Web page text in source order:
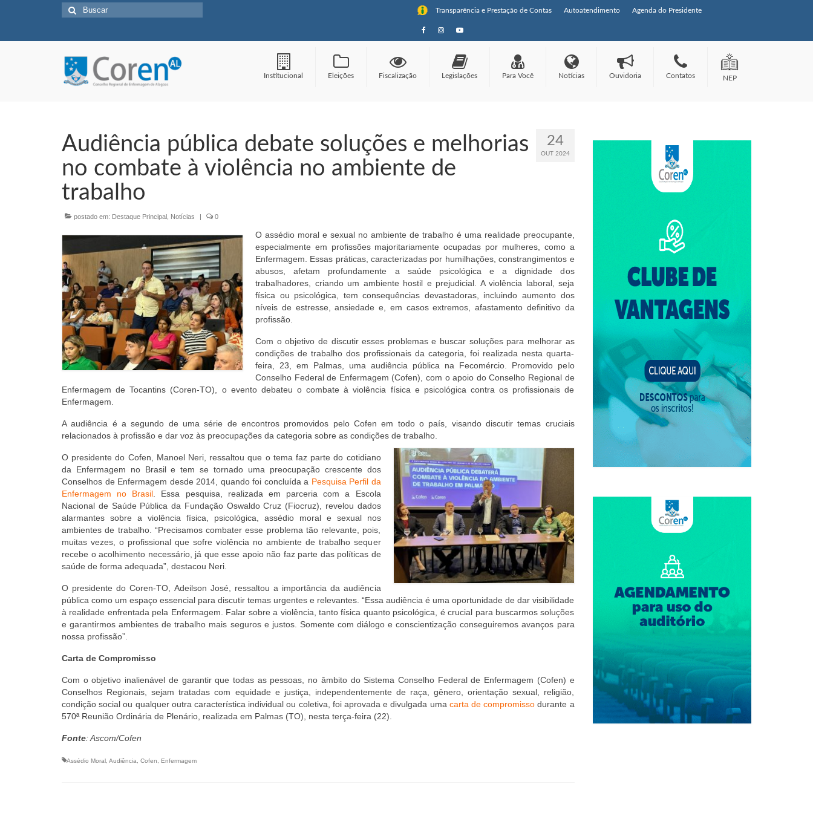
Transparência e Prestação de Contas Autoatendimento Agenda do Presidente
Buscar
por:
Institucional Eleições Fiscalização Legislações Para Você Notícias Ouvidoria Contatos NEP
24
OUT 2024
Audiência pública debate soluções e melhorias
no combate à violência no ambiente de
trabalho
postado em: Destaque Principal Notícias | 0
O assédio moral e sexual no ambiente de trabalho é uma realidade preocupante,
especialmente em profissões majoritariamente ocupadas por mulheres, como a
Enfermagem. Essas práticas, caracterizadas por humilhações, constrangimentos e
abusos, afetam profundamente a saúde psicológica e a dignidade dos
trabalhadores, criando um ambiente hostil e prejudicial. A violência laboral, seja
física ou psicológica, tem consequências devastadoras, incluindo aumento dos
níveis de estresse, ansiedade e, em casos extremos, afastamento definitivo da
profissão.
Com o objetivo de discutir esses problemas e buscar soluções para melhorar as
condições de trabalho dos profissionais da categoria, foi realizada nesta quarta-
feira, 23, em Palmas, uma audiência pública na Fecomércio. Promovido pelo
Conselho Federal de Enfermagem (Cofen), com o apoio do Conselho Regional de
Enfermagem de Tocantins (Coren-TO), o evento debateu o combate à violência física e psicológica contra os profissionais de
Enfermagem.
A audiência é a segundo de uma série de encontros promovidos pelo Cofen em todo o país, visando discutir temas cruciais
relacionados à profissão e dar voz às preocupações da categoria sobre as condições de trabalho.
O presidente do Cofen, Manoel Neri, ressaltou que o tema faz parte do cotidiano
da Enfermagem no Brasil e tem se tornado uma preocupação crescente dos
Conselhos de Enfermagem desde 2014, quando foi concluída a Pesquisa Perfil da
Enfermagem no Brasil . Essa pesquisa, realizada em parceria com a Escola
Nacional de Saúde Pública da Fundação Oswaldo Cruz (Fiocruz), revelou dados
alarmantes sobre a violência física, psicológica, assédio moral e sexual nos
ambientes de trabalho. “Precisamos combater esse problema tão relevante, pois,
muitas vezes, o profissional que sofre violência no ambiente de trabalho sequer
recebe o acolhimento necessário, já que esse apoio não faz parte das políticas de
saúde de forma adequada”, destacou Neri.
O presidente do Coren-TO, Adeilson José, ressaltou a importância da audiência
pública como um espaço essencial para discutir temas urgentes e relevantes. “Essa audiência é uma oportunidade de dar visibilidade
à realidade enfrentada pela Enfermagem. Falar sobre a violência, tanto física quanto psicológica, é crucial para buscarmos soluções
e garantirmos ambientes de trabalho mais seguros e justos. Somente com diálogo e conscientização conseguiremos avanços para
nossa profissão”.
Carta de Compromisso
Com o objetivo inalienável de garantir que todas as pessoas, no âmbito do Sistema Conselho Federal de Enfermagem (Cofen) e
Conselhos Regionais, sejam tratadas com equidade e justiça, independentemente de raça, gênero, orientação sexual, religião,
condição social ou qualquer outra característica individual ou coletiva, foi aprovada e divulgada uma carta de compromisso durante a
570ª Reunião Ordinária de Plenário, realizada em Palmas (TO), nesta terça-feira (22).
Fonte: Ascom/Cofen
Assédio Moral Audiência Cofen Enfermagem